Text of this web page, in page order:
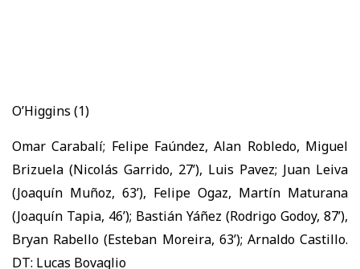
O’Higgins (1)
Omar Carabalí; Felipe Faúndez, Alan Robledo, Miguel
Brizuela (Nicolás Garrido, 27’), Luis Pavez; Juan Leiva
(Joaquín Muñoz, 63’), Felipe Ogaz, Martín Maturana
(Joaquín Tapia, 46’); Bastián Yáñez (Rodrigo Godoy, 87’),
Bryan Rabello (Esteban Moreira, 63’); Arnaldo Castillo.
DT: Lucas Bovaglio